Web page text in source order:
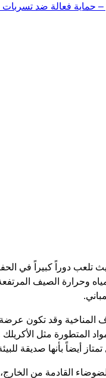
حماية فعالة ضد تسربات
تلعب دوراً كبيراً في
وحرارة الصيف
وقد تكون عرضة
المتطورة مثل
أيضاً بأنها صديقة
القادمة من